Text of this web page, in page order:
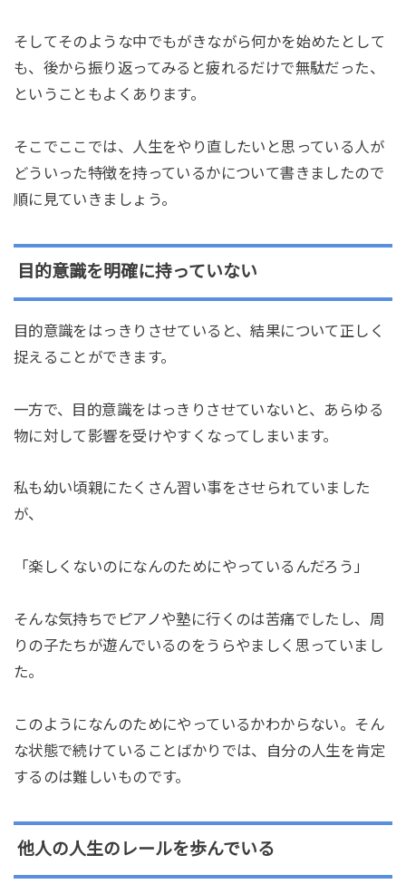
そしてそのような中でもがきながら何かを始めたとして
も、後から振り返ってみると疲れるだけで無駄だった、
ということもよくあります。
そこでここでは、人生をやり直したいと思っている人が
どういった特徴を持っているかについて書きましたので
順に見ていきましょう。
目的意識を明確に持っていない
目的意識をはっきりさせていると、結果について正しく
捉えることができます。
一方で、目的意識をはっきりさせていないと、あらゆる
物に対して影響を受けやすくなってしまいます。
私も幼い頃親にたくさん習い事をさせられていました
が、
「楽しくないのになんのためにやっているんだろう」
そんな気持ちでピアノや塾に行くのは苦痛でしたし、周
りの子たちが遊んでいるのをうらやましく思っていまし
た。
このようになんのためにやっているかわからない。そん
な状態で続けていることばかりでは、自分の人生を肯定
するのは難しいものです。
他人の人生のレールを歩んでいる